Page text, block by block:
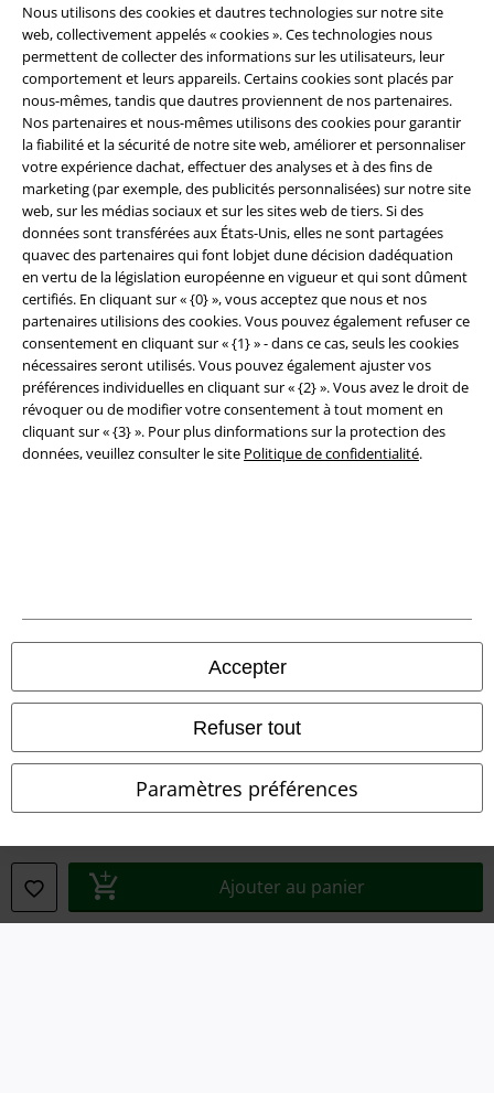
Nous utilisons des cookies et dautres technologies sur notre site
web, collectivement appelés « cookies ». Ces technologies nous
permettent de collecter des informations sur les utilisateurs, leur
comportement et leurs appareils. Certains cookies sont placés par
nous-mêmes, tandis que dautres proviennent de nos partenaires.
Nos partenaires et nous-mêmes utilisons des cookies pour garantir
la fiabilité et la sécurité de notre site web, améliorer et personnaliser
votre expérience dachat, effectuer des analyses et à des fins de
marketing (par exemple, des publicités personnalisées) sur notre site
web, sur les médias sociaux et sur les sites web de tiers. Si des
données sont transférées aux États-Unis, elles ne sont partagées
quavec des partenaires qui font lobjet dune décision dadéquation
en vertu de la législation européenne en vigueur et qui sont dûment
certifiés. En cliquant sur « {0} », vous acceptez que nous et nos
partenaires utilisions des cookies. Vous pouvez également refuser ce
consentement en cliquant sur « {1} » - dans ce cas, seuls les cookies
nécessaires seront utilisés. Vous pouvez également ajuster vos
préférences individuelles en cliquant sur « {2} ». Vous avez le droit de
révoquer ou de modifier votre consentement à tout moment en
cliquant sur « {3} ». Pour plus dinformations sur la protection des
données, veuillez consulter le site Politique de confidentialité.
Accepter
Refuser tout
Paramètres préférences
Ajouter au panier
ses avantages et de toutes ses fonctionnalités.
A Warner Music Group Company
Sécurité
Légal
Clauses de confidentialité
Élimination des déchets et protection de l'environnement
Déclaration de Conformité
Informations sur l'accessibilité